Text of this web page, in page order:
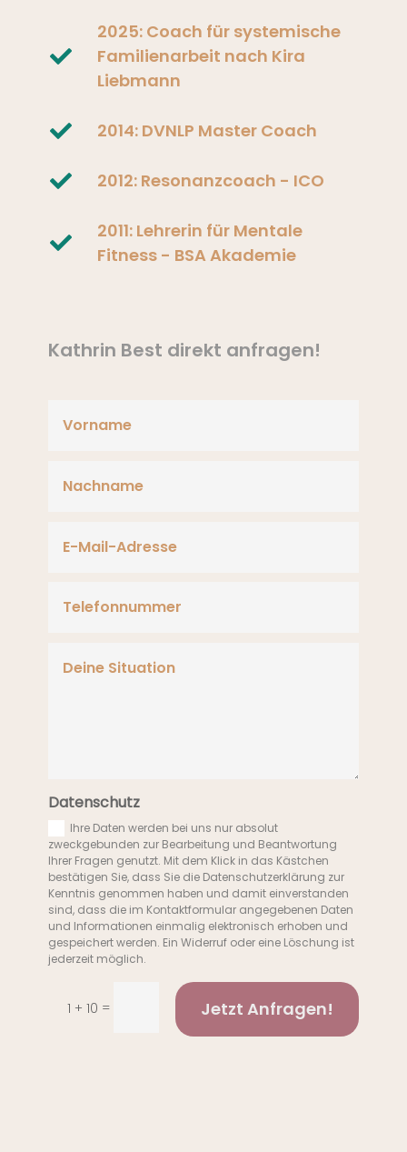
2025: Coach für systemische
Familienarbeit nach Kira
Liebmann
2014: DVNLP Master Coach
2012: Resonanzcoach - ICO
2011: Lehrerin für Mentale
Fitness - BSA Akademie
Kathrin Best direkt anfragen!
Datenschutz
Ihre Daten werden bei uns nur absolut
zweckgebunden zur Bearbeitung und Beantwortung
Ihrer Fragen genutzt. Mit dem Klick in das Kästchen
bestätigen Sie, dass Sie die Datenschutzerklärung zur
Kenntnis genommen haben und damit einverstanden
sind, dass die im Kontaktformular angegebenen Daten
und Informationen einmalig elektronisch erhoben und
gespeichert werden. Ein Widerruf oder eine Löschung ist
jederzeit möglich.
1 + 10 = Jetzt Anfragen!